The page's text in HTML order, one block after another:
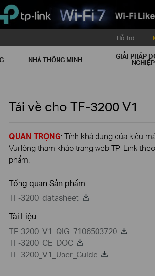
Hỗ Trợ
NHÀ THÔNG MINH GIẢI PHÁP
NGHIỆP
Tải về cho TF-3200V1
QUAN TRỌNG: Tính khả dụng của kiểu
Vui lòng tham khảo trang web TP-Link
phẩm.
Tổng quan Sản phẩm
TF-3200_datasheet
Tài Liệu
TF-3200_V1_QIG_7106503720
TF-3200_CE_DOC
TF-3200_V1_User_Guide